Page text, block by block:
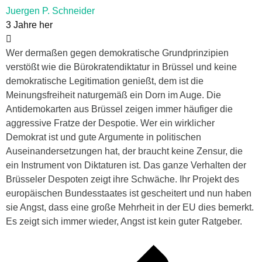
Juergen P. Schneider
3 Jahre her
Wer dermaßen gegen demokratische Grundprinzipien
verstößt wie die Bürokratendiktatur in Brüssel und keine
demokratische Legitimation genießt, dem ist die
Meinungsfreiheit naturgemäß ein Dorn im Auge. Die
Antidemokarten aus Brüssel zeigen immer häufiger die
aggressive Fratze der Despotie. Wer ein wirklicher
Demokrat ist und gute Argumente in politischen
Auseinandersetzungen hat, der braucht keine Zensur, die
ein Instrument von Diktaturen ist. Das ganze Verhalten der
Brüsseler Despoten zeigt ihre Schwäche. Ihr Projekt des
europäischen Bundesstaates ist gescheitert und nun haben
sie Angst, dass eine große Mehrheit in der EU dies bemerkt.
Es zeigt sich immer wieder, Angst ist kein guter Ratgeber.